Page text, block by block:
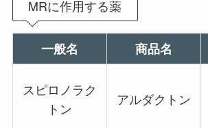
MRに作用する薬
一般名 商品名
スピロノラク
トン
アルダクトン